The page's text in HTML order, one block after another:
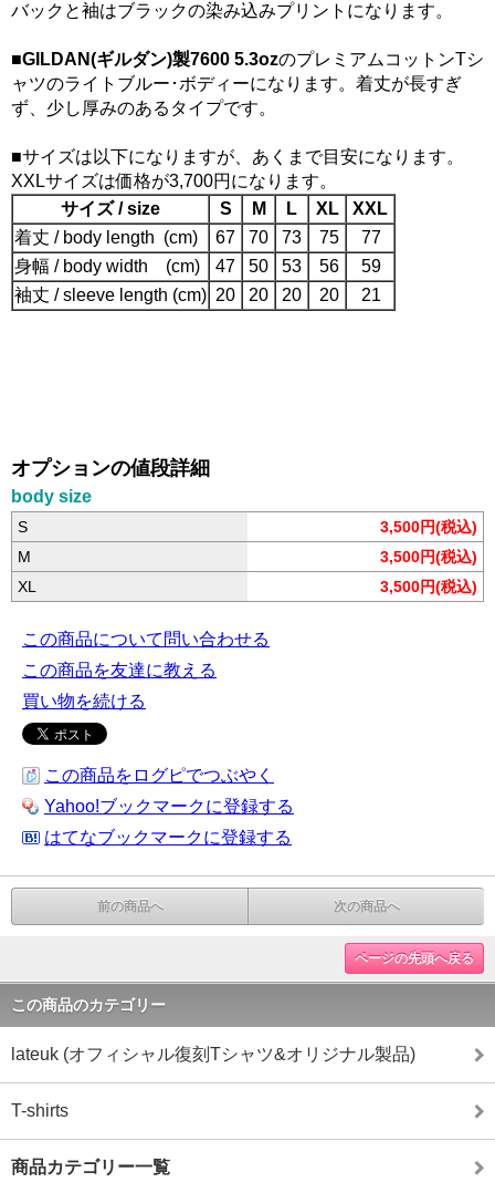
バックと袖はブラックの染み込みプリントになります。
■GILDAN(ギルダン)製7600 5.3ozのプレミアムコットンTシ
ャツのライトブルー･ボディーになります。着丈が長すぎ
ず、少し厚みのあるタイプです。
■サイズは以下になりますが、あくまで目安になります。
XXLサイズは価格が3,700円になります。
サイズ / size
S M L XL
XXL
着丈 / body length (cm)
67 70 73 75
77
身幅 / body width (cm)
47 50 53 56
59
袖丈 / sleeve length (cm) 20 20 20 20 21
オプションの値段詳細
body size
S
3,500円(税込)
M
3,500円(税込)
XL
3,500円(税込)
この商品について問い合わせる
この商品を友達に教える
買い物を続ける
この商品をログピでつぶやく
Yahoo!ブックマークに登録する
はてなブックマークに登録する
前の商品へ 次の商品へ
ページの先頭へ戻る
この商品のカテゴリー
lateuk (オフィシャル復刻Tシャツ&オリジナル製品)
T-shirts
商品カテゴリー一覧